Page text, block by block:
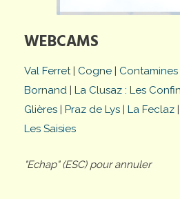
WEBCAMS
Val Ferret| Cogne |
Bornand | La Clusaz : Les
Glières | Praz de Lys | La Feclaz |
Les Saisies
"Echap" (ESC) pour annuler